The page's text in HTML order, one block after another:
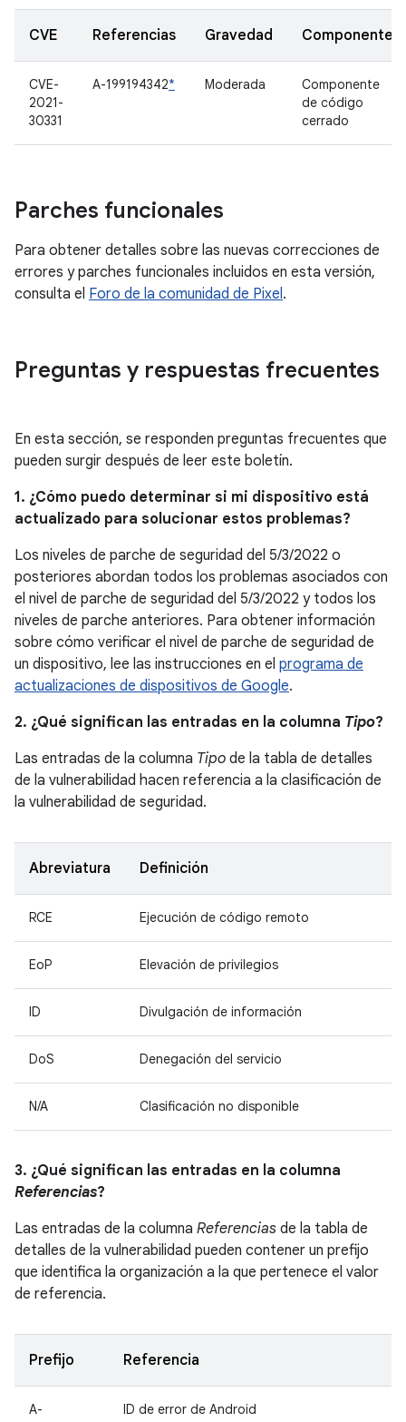
CVE Referencias Gravedad Componente
CVE-
2021-
30331
A-199194342* Moderada
Componente
de código
cerrado
Parches funcionales
Para obtener detalles sobre las nuevas correcciones de
errores y parches funcionales incluidos en esta versión,
consulta el Foro de la comunidad de Pixel.
Preguntas y respuestas frecuentes
En esta sección, se responden preguntas frecuentes que
pueden surgir después de leer este boletín.
1. ¿Cómo puedo determinar si mi dispositivo está
actualizado para solucionar estos problemas?
Los niveles de parche de seguridad del 5/3/2022 o
posteriores abordan todos los problemas asociados con
el nivel de parche de seguridad del 5/3/2022 y todos los
niveles de parche anteriores. Para obtener información
sobre cómo verificar el nivel de parche de seguridad de
un dispositivo, lee las instrucciones en el programa de
actualizaciones de dispositivos de Google.
2. ¿Qué significan las entradas en la columna Tipo?
Las entradas de la columna Tipo de la tabla de detalles
de la vulnerabilidad hacen referencia a la clasificación de
la vulnerabilidad de seguridad.
Abreviatura Definición
RCE Ejecución de código remoto
EoP Elevación de privilegios
ID Divulgación de información
DoS Denegación del servicio
N/A Clasificación no disponible
3. ¿Qué significan las entradas en la columna
Referencias?
Las entradas de la columna Referencias de la tabla de
detalles de la vulnerabilidad pueden contener un prefijo
que identifica la organización a la que pertenece el valor
de referencia.
Prefijo Referencia
A- ID de error de Android